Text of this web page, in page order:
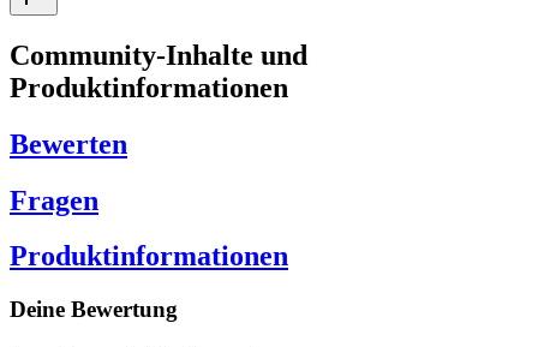
Community-Inhalte und
Produktinformationen
Bewerten
Fragen
Produktinformationen
Deine Bewertung